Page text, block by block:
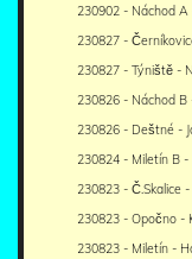
230902 - Náchod
230827 -
230827 - Týniště -
230826 - Náchod
230826 - Deštné -
230824 - Miletín B -
230823 - Č.Skalice
230823 - Opočno -
230823 - Miletín -